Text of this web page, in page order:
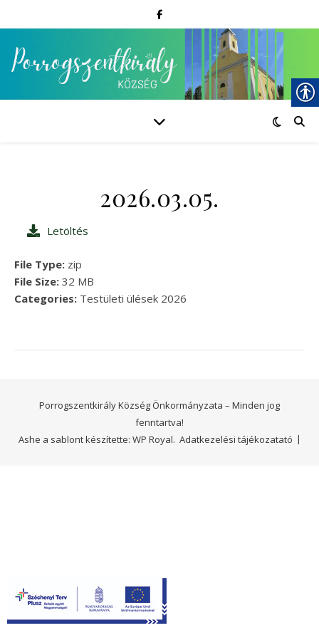
2026.03.05.
Letöltés
File Type: zip
File Size: 32 MB
Categories: Testületi ülések 2026
Porrogszentkirály Község Önkormányzata – Minden jog
fenntartva!
Adatkezelési tájékozatató
Ashe a sablont készítette: WP Royal.